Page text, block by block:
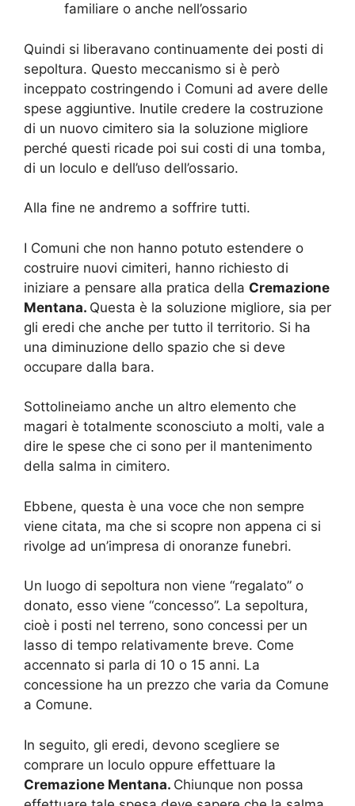
familiare o anche nell’ossario
Quindi si liberavano continuamente dei posti di
sepoltura. Questo meccanismo si è però
inceppato costringendo i Comuni ad avere delle
spese aggiuntive. Inutile credere la costruzione
di un nuovo cimitero sia la soluzione migliore
perché questi ricade poi sui costi di una tomba,
di un loculo e dell’uso dell’ossario.
Alla fine ne andremo a soffrire tutti.
I Comuni che non hanno potuto estendere o
costruire nuovi cimiteri, hanno richiesto di
iniziare a pensare alla pratica della Cremazione
Mentana. Questa è la soluzione migliore, sia per
gli eredi che anche per tutto il territorio. Si ha
una diminuzione dello spazio che si deve
occupare dalla bara.
Sottolineiamo anche un altro elemento che
magari è totalmente sconosciuto a molti, vale a
dire le spese che ci sono per il mantenimento
della salma in cimitero.
Ebbene, questa è una voce che non sempre
viene citata, ma che si scopre non appena ci si
rivolge ad un’impresa di onoranze funebri.
Un luogo di sepoltura non viene “regalato” o
donato, esso viene “concesso”. La sepoltura,
cioè i posti nel terreno, sono concessi per un
lasso di tempo relativamente breve. Come
accennato si parla di 10 o 15 anni. La
concessione ha un prezzo che varia da Comune
a Comune.
In seguito, gli eredi, devono scegliere se
comprare un loculo oppure effettuare la
Cremazione Mentana. Chiunque non possa